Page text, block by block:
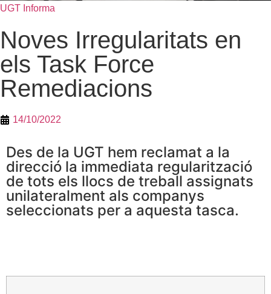
UGT Informa
Noves Irregularitats en
els Task Force
Remediacions
14/10/2022
Des de la UGT hem reclamat a la
direcció la immediata regularització
de tots els llocs de treball assignats
unilateralment als companys
seleccionats per a aquesta tasca.